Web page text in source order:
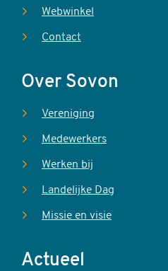
Webwinkel
Contact
Over Sovon
Vereniging
Medewerkers
Werken bij
Landelijke Dag
Missie en visie
Actueel